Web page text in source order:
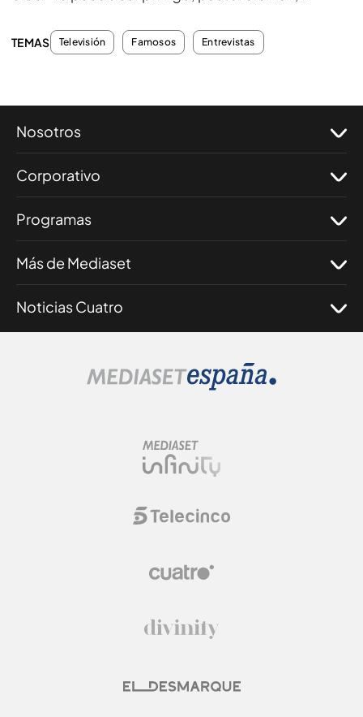
TEMAS Televisión Famosos Entrevistas
Nosotros
Corporativo
Programas
Más de Mediaset
Noticias Cuatro